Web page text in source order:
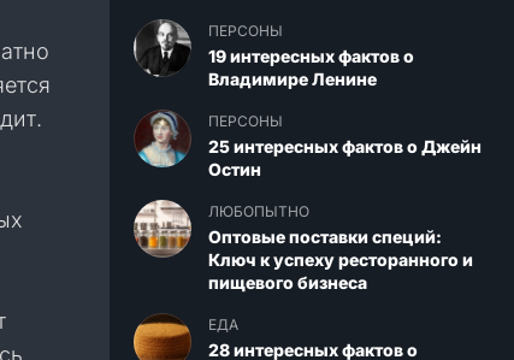
ПЕРСОНЫ
19 интересных фактов о
Владимире Ленине
ПЕРСОНЫ
25 интересных фактов о Джейн
Остин
ЛЮБОПЫТНО
Оптовые поставки специй:
Ключ к успеху ресторанного и
пищевого бизнеса
ЕДА
28 интересных фактов о